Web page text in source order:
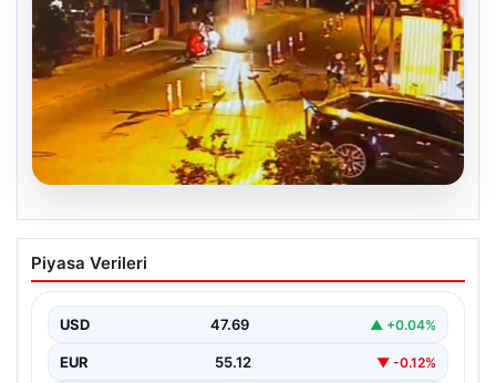
05.08.2026
Şişli’de Silahlı Saldırı: Nilda Müge
Şahin’e Kurşunlar Yağdı
Eczaneden ilaç aldıktan sonra kardeşini bekleyen 26…
Piyasa Verileri
USD 47.69 ▲ +0.04%
EUR 55.12 ▼ -0.12%